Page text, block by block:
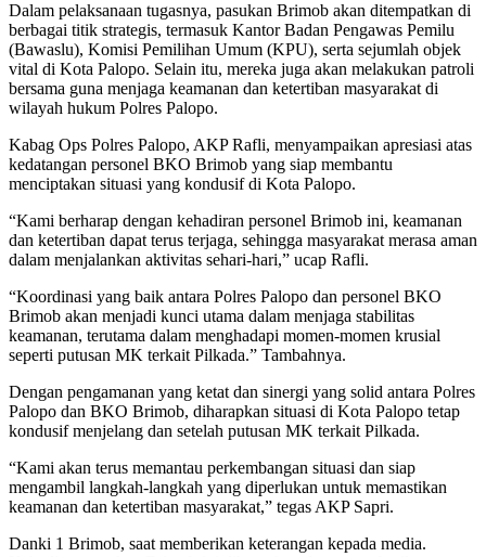
Dalam pelaksanaan tugasnya, pasukan Brimob akan ditempatkan di
berbagai titik strategis, termasuk Kantor Badan Pengawas Pemilu
(Bawaslu), Komisi Pemilihan Umum (KPU), serta sejumlah objek
vital di Kota Palopo. Selain itu, mereka juga akan melakukan patroli
bersama guna menjaga keamanan dan ketertiban masyarakat di
wilayah hukum Polres Palopo.
Kabag Ops Polres Palopo, AKP Rafli, menyampaikan apresiasi atas
kedatangan personel BKO Brimob yang siap membantu
menciptakan situasi yang kondusif di Kota Palopo.
“Kami berharap dengan kehadiran personel Brimob ini, keamanan
dan ketertiban dapat terus terjaga, sehingga masyarakat merasa aman
dalam menjalankan aktivitas sehari-hari,” ucap Rafli.
“Koordinasi yang baik antara Polres Palopo dan personel BKO
Brimob akan menjadi kunci utama dalam menjaga stabilitas
keamanan, terutama dalam menghadapi momen-momen krusial
seperti putusan MK terkait Pilkada.” Tambahnya.
Dengan pengamanan yang ketat dan sinergi yang solid antara Polres
Palopo dan BKO Brimob, diharapkan situasi di Kota Palopo tetap
kondusif menjelang dan setelah putusan MK terkait Pilkada.
“Kami akan terus memantau perkembangan situasi dan siap
mengambil langkah-langkah yang diperlukan untuk memastikan
keamanan dan ketertiban masyarakat,” tegas AKP Sapri.
Danki 1 Brimob, saat memberikan keterangan kepada media.